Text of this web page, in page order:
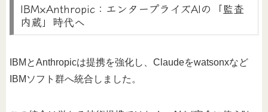
IBM×Anthropic：エンタープライズAIの「監査
内蔵」時代へ
IBMとAnthropicは提携を強化し、Claudeをwatsonxなど
IBMソフト群へ統合しました。